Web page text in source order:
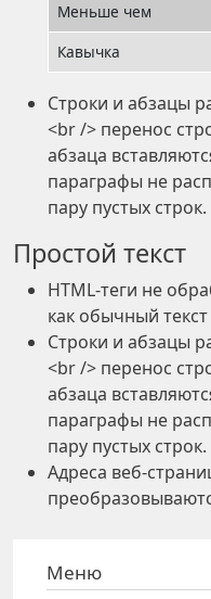
Меньше чем
Кавычка
Строки и абзацы
<br /> перенос
абзаца
параграфы не
пару пустых строк.
Простой текст
HTML-теги не
как обычный текст
Строки и абзацы
<br /> перенос
абзаца
параграфы не
пару пустых строк.
Адреса веб-
Меню